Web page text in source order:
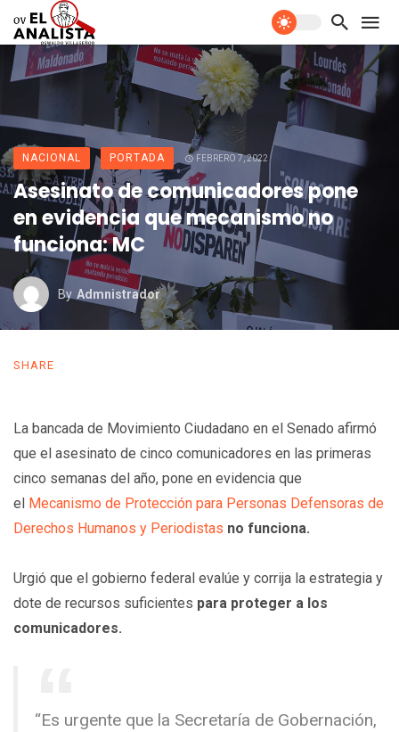
NACIONAL PORTADA FEBRERO 7, 2022
Asesinato de comunicadores pone
en evidencia que mecanismo no
funciona: MC
By Admnistrador
SHARE
La bancada de Movimiento Ciudadano en el Senado afirmó
que el asesinato de cinco comunicadores en las primeras
cinco semanas del año, pone en evidencia que
el Mecanismo de Protección para Personas Defensoras de
Derechos Humanos y Periodistas no funciona.
Urgió que el gobierno federal evalúe y corrija la estrategia y
dote de recursos suficientes para proteger a los
comunicadores.
“Es urgente que la Secretaría de Gobernación,